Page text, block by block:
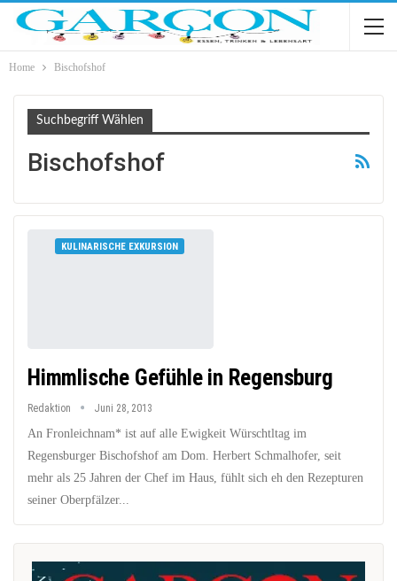
Home Bischofshof
Suchbegriff Wählen
Bischofshof
KULINARISCHE EXKURSION
Himmlische Gefühle in Regensburg
Redaktion Juni 28, 2013
An Fronleichnam* ist auf alle Ewigkeit Würschtltag im
Regensburger Bischofshof am Dom. Herbert Schmalhofer, seit
mehr als 25 Jahren der Chef im Haus, fühlt sich eh den Rezepturen
seiner Oberpfälzer...